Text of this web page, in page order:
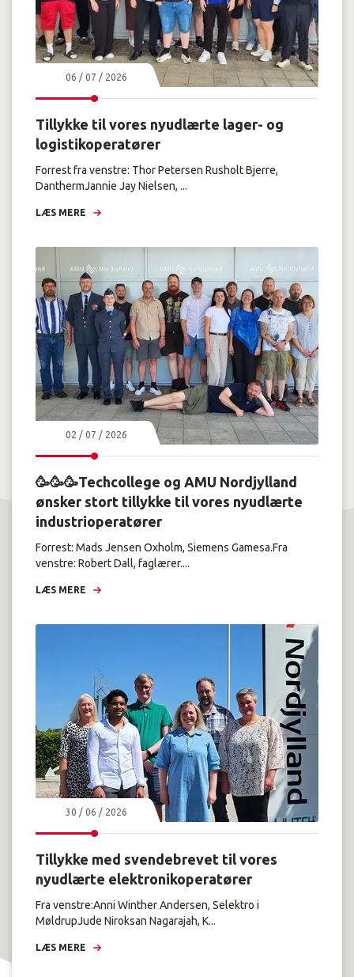
06 / 07 / 2026
Tillykke til vores nyudlærte lager- og
logistikoperatører
Forrest fra venstre: Thor Petersen Rusholt Bjerre,
DanthermJannie Jay Nielsen, ...
LÆS MERE
02 / 07 / 2026
🥳🥳🥳Techcollege og AMU Nordjylland
ønsker stort tillykke til vores nyudlærte
industrioperatører
Forrest: Mads Jensen Oxholm, Siemens Gamesa.Fra
venstre: Robert Dall, faglærer....
LÆS MERE
30 / 06 / 2026
Tillykke med svendebrevet til vores
nyudlærte elektronikoperatører
Fra venstre:Anni Winther Andersen, Selektro i
MøldrupJude Niroksan Nagarajah, K...
LÆS MERE